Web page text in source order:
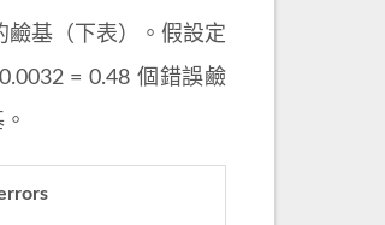
鹼基（下表）。假設定
= 0.48 個錯誤鹼